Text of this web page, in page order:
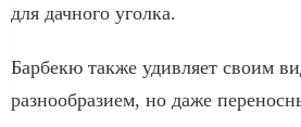
для дачного уголка.
Барбекю также удивляет своим
разнообразием, но даже